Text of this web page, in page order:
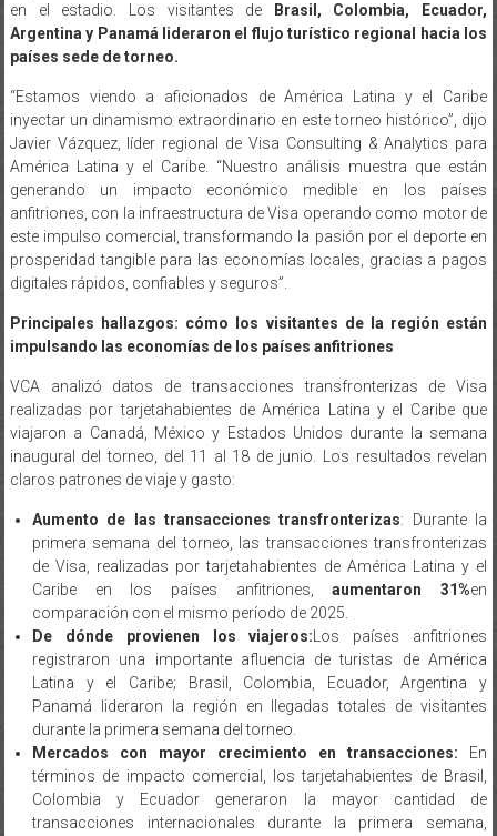
en el estadio. Los visitantes de
Brasil, Colombia, Ecuador,
Argentina y Panamá lideraron el flujo turístico regional hacia los
países sede de torneo.
“Estamos viendo a aficionados de América Latina y el Caribe
inyectar un dinamismo extraordinario en este torneo histórico”, dijo
Javier Vázquez, líder regional de Visa Consulting & Analytics para
América Latina y el Caribe. “Nuestro análisis muestra que están
generando un impacto económico medible en los países
anfitriones, con la infraestructura de Visa operando como motor de
este impulso comercial, transformando la pasión por el deporte en
prosperidad tangible para las economías locales, gracias a pagos
digitales rápidos, confiables y seguros”.
Principales hallazgos: cómo los visitantes de la región están
impulsando las economías de los países anfitriones
VCA analizó datos de transacciones transfronterizas de Visa
realizadas por tarjetahabientes de América Latina y el Caribe que
viajaron a Canadá, México y Estados Unidos durante la semana
inaugural del torneo, del 11 al 18 de junio. Los resultados revelan
claros patrones de viaje y gasto:
Aumento de las transacciones transfronterizas: Durante la
primera semana del torneo, las transacciones transfronterizas
de Visa, realizadas por tarjetahabientes de América Latina y el
Caribe en los países anfitriones,aumentaron 31%en
comparación con el mismo período de 2025.
De dónde provienen los viajeros: Los países anfitriones
registraron una importante afluencia de turistas de América
Latina y el Caribe; Brasil, Colombia, Ecuador, Argentina y
Panamá lideraron la región en llegadas totales de visitantes
durante la primera semana del torneo.
Mercados con mayor crecimiento en transacciones: En
términos de impacto comercial, los tarjetahabientes de Brasil,
Colombia y Ecuador generaron la mayor cantidad de
transacciones internacionales durante la primera semana,